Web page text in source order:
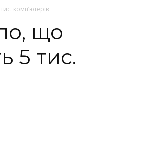
комп’ютерів
що
5 тис.